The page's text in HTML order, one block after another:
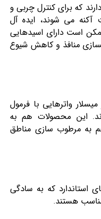
که برای کنترل چربی و
آکنه می ‌شوند، ایده‌ آل
است دارای اسیدهایی
منافذ و کاهش شیوع
واترهایی با فرمول‌
این محصولات هم به
مرطوب ‌سازی مناطق
استاندارد که به سادگی
هستند.